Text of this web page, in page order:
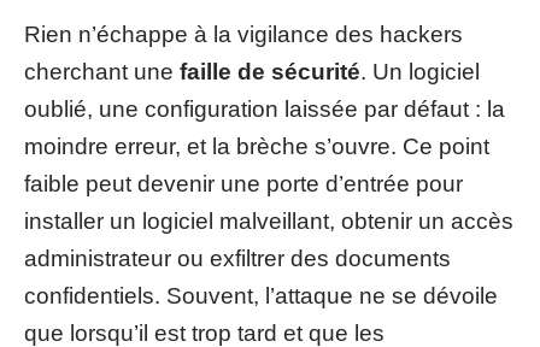
Rien n’échappe à la vigilance des hackers
cherchant une faille de sécurité. Un logiciel
oublié, une configuration laissée par défaut : la
moindre erreur, et la brèche s’ouvre. Ce point
faible peut devenir une porte d’entrée pour
installer un logiciel malveillant, obtenir un accès
administrateur ou exfiltrer des documents
confidentiels. Souvent, l’attaque ne se dévoile
que lorsqu’il est trop tard et que les